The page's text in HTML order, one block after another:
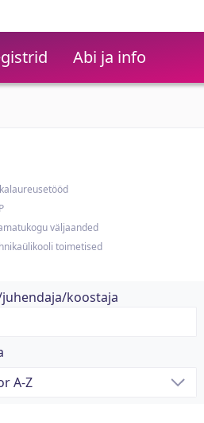
Abi ja info
väljaanded
toimetised
koostaja